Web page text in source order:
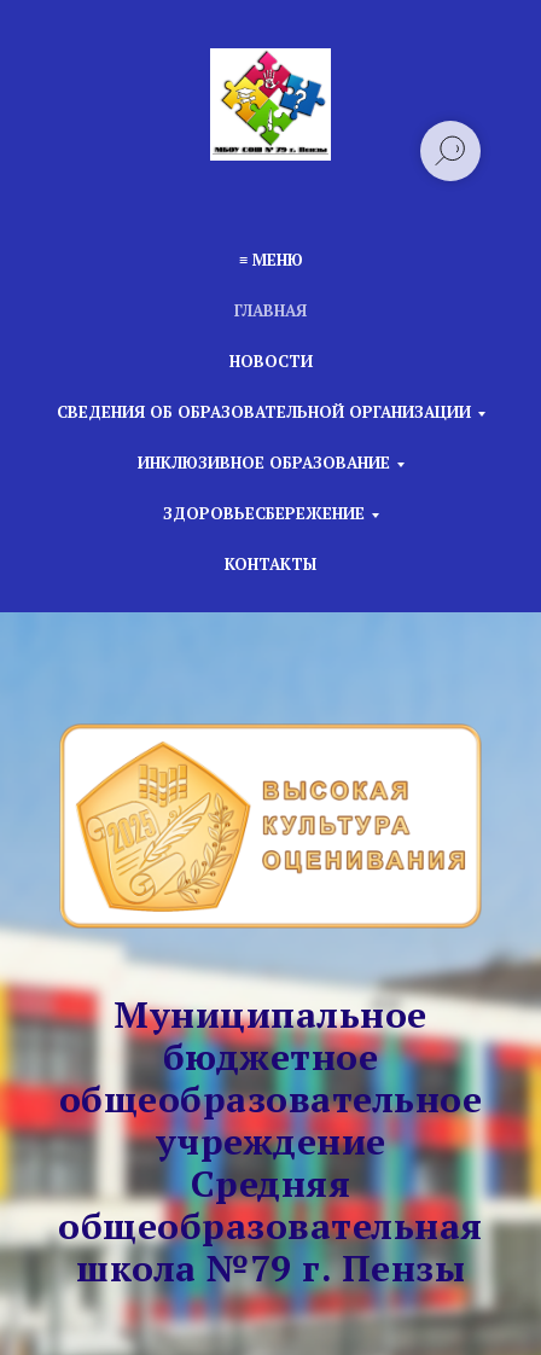
≡ МЕНЮ
ГЛАВНАЯ
НОВОСТИ
СВЕДЕНИЯ ОБ ОБРАЗОВАТЕЛЬНОЙ ОРГАНИЗАЦИИ
ИНКЛЮЗИВНОЕ ОБРАЗОВАНИЕ
ЗДОРОВЬЕСБЕРЕЖЕНИЕ
КОНТАКТЫ
Муниципальное
бюджетное
общеобразовательное
учреждение
Средняя
общеобразовательная
школа №79 г. Пензы